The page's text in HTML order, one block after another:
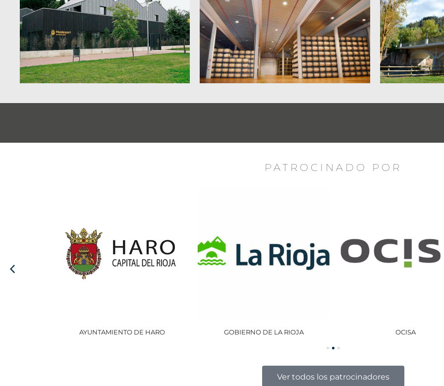
PATROCINADO POR
AYUNTAMIENTO DE HARO GOBIERNO DE LA RIOJA OCISA
Ver todos los patrocinadores